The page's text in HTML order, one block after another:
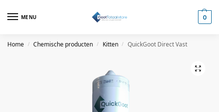
MENU 0
Home / Chemische producten / Kitten / QuickGoot Direct Vast